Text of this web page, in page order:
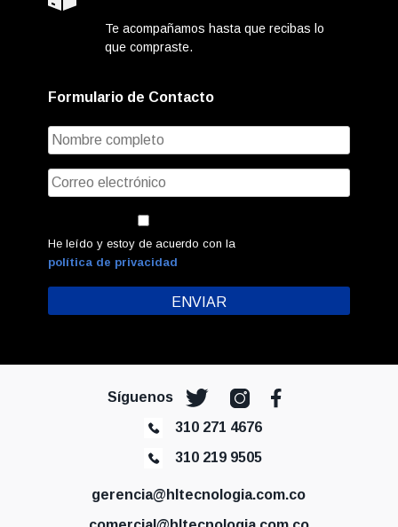
Te acompañamos hasta que recibas lo
que compraste.
Formulario de Contacto
He leído y estoy de acuerdo con la
política de privacidad
Síguenos
310 271 4676
310 219 9505
gerencia@hltecnologia.com.co